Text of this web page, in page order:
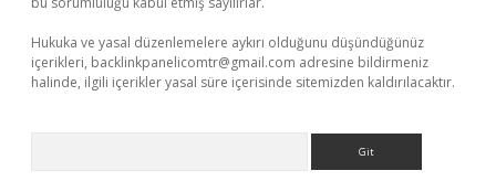
Hukuka ve yasal düzenlemelere aykırı olduğunu düşündüğünüz
içerikleri, backlinkpanelicomtr@gmail.com adresine bildirmeniz
halinde, ilgili içerikler yasal süre içerisinde sitemizden kaldırılacaktır.